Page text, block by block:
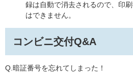
録は自動で消去されるので、印
はできません。
コンビニ交付Q&A
Q.暗証番号を忘れてしまった！